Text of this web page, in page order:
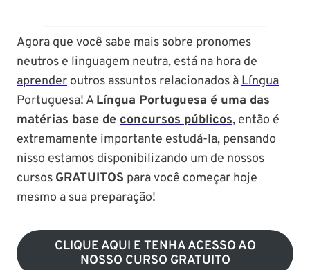
Agora que você sabe mais sobre pronomes
neutros e linguagem neutra, está na hora de
aprender outros assuntos relacionados àLíngua
Portuguesa! ALíngua Portuguesa é uma das
matérias base de concursos públicos, então é
extremamente importante estudá-la, pensando
nisso estamos disponibilizando um de nossos
cursos GRATUITOS para você começar hoje
mesmo a sua preparação!
CLIQUE AQUI E TENHA ACESSO AO
NOSSO CURSO GRATUITO